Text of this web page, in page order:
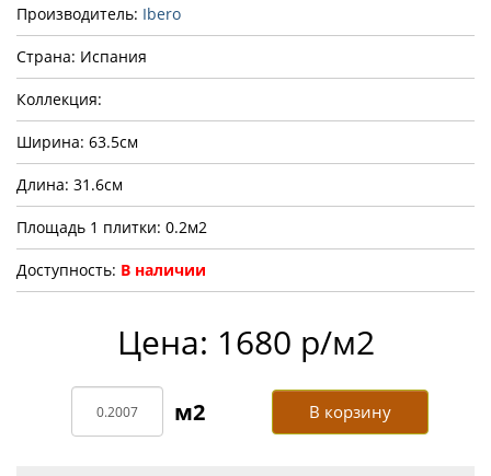
Производитель: Ibero
Страна: Испания
Коллекция:
Ширина: 63.5см
Длина: 31.6см
Площадь 1 плитки: 0.2м2
Доступность: В наличии
Цена: 1680 р/м2
В корзину